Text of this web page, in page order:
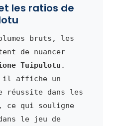
les ratios de
bruts, les
de nuancer
Tuipulotu .
il affiche un
réussite dans les
ce qui souligne
le jeu de